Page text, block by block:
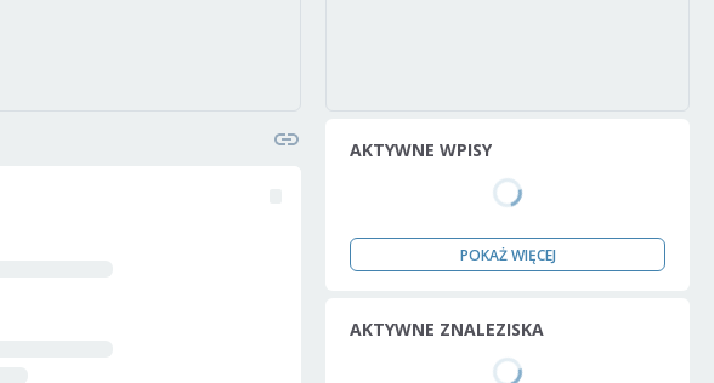
AKTYWNE WPISY
POKAŻ WIĘCEJ
AKTYWNE ZNALEZISKA